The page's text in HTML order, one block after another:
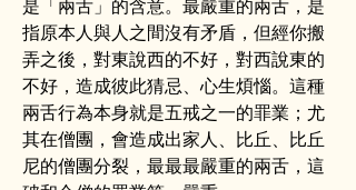
是「兩舌」的含意。最嚴重的兩舌，是
指原本人與人之間沒有矛盾，但經你搬
弄之後，對東說西的不好，對西說東的
不好，造成彼此猜忌、心生煩惱。這種
兩舌行為本身就是五戒之一的罪業；尤
其在僧團，會造成出家人、比丘、比丘
尼的僧團分裂，最最最嚴重的兩舌，這